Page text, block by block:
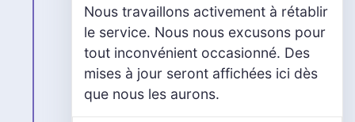
Nous travaillons activement à rétablir
le service. Nous nous excusons pour
tout inconvénient occasionné. Des
mises à jour seront affichées ici dès
que nous les aurons.